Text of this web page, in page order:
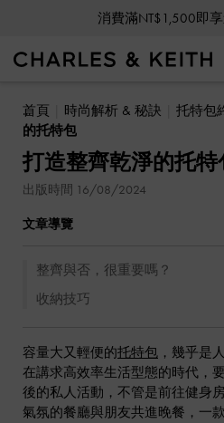
消費滿NT$1,500即享
首頁 時尚解析 & 秘訣 托特包
的托特包
打造整齊乾淨的托特
出版時間 16/08/2024
文章導覽
整齊與否，很重要嗎？
收納技巧
容量大又輕便的托特包 ，幾乎是
在講求高效率生活型態的時代，
後的私人活動，不管是前往健身
氣氛的餐廳與朋友共進晚餐，一